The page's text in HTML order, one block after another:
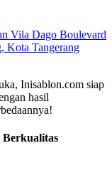
Vila Dago Boulevard
Kota Tangerang
Inisablon.com siap
hasil
Berkualitas